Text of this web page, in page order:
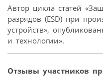
Автор цикла статей
разрядов (ESD) при
устройств»,
и технологии».
Отзывы участников